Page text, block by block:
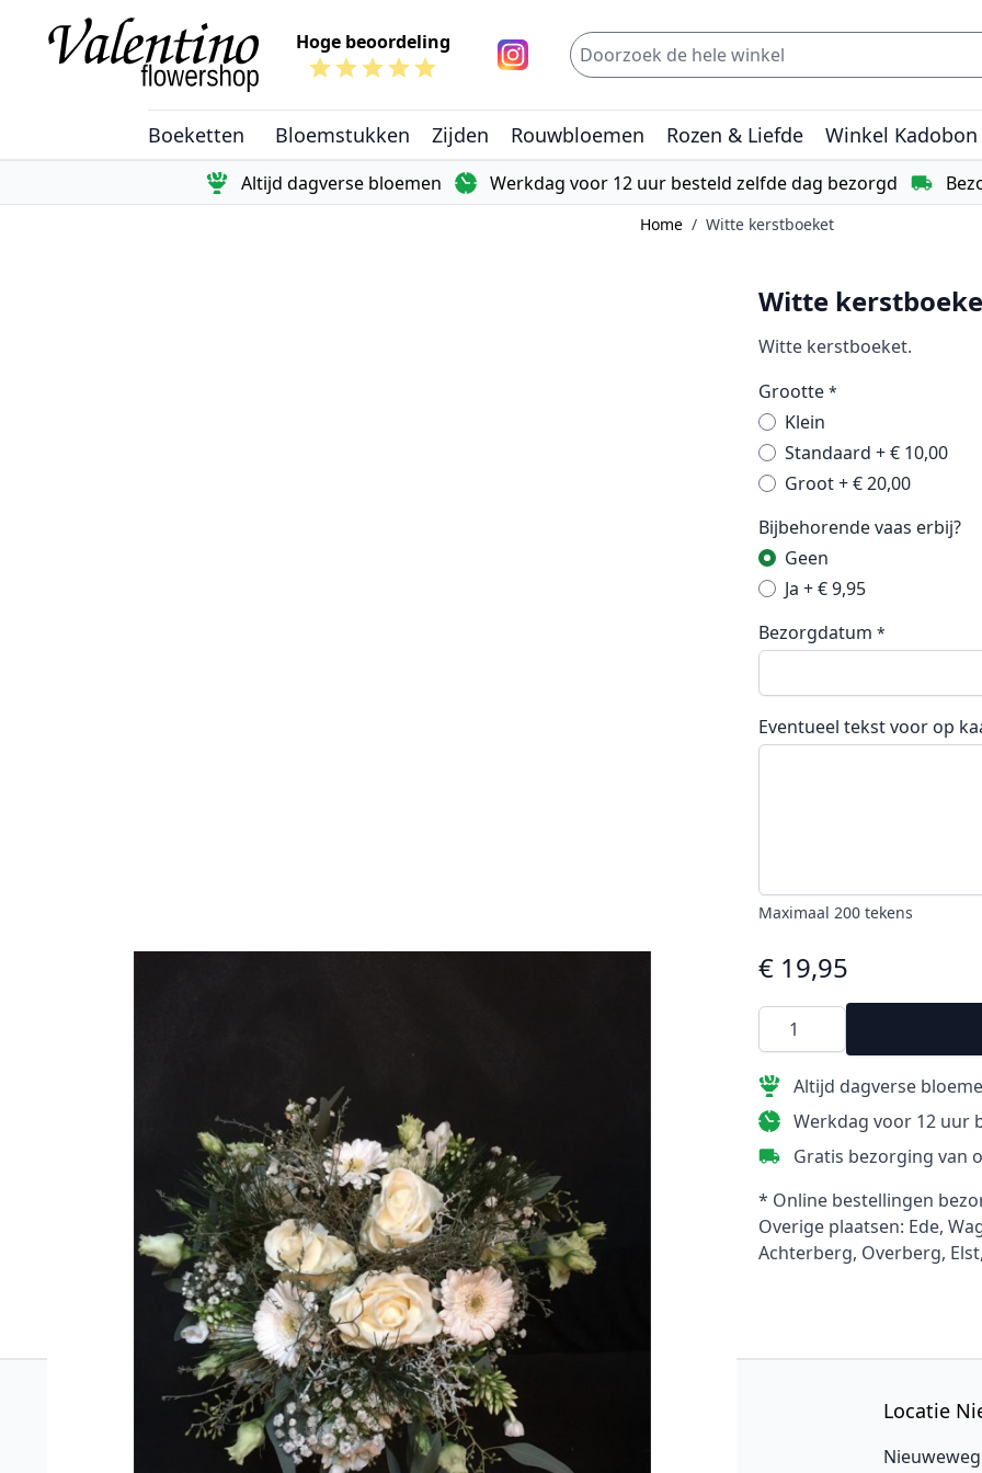
Ga naar de inhoud
Hoge beoordeling
Boeketten Bloemstukken Zijden Rouwbloemen Rozen & Liefde Winkel Kadobon
Altijd dagverse bloemen Werkdag voor 12 uur besteld zelfde dag bezorgd
Home / Witte kerstboeket
Witte
Witte kerstboeket.
Grootte *
Klein
Standaard +€ 10,00
Groot+€ 20,00
Bijbehorende vaas erbij?
Geen
Ja +€ 9,95
Bezorgdatum *
Eventueel tekst voor op
Maximaal 200 tekens
€ 19,95
Altijd dagverse
Werkdag voor 12 uur
Gratis bezorging van
* Online bestellingen
Overige plaatsen: Ede,
Achterberg, Overberg,
Valentino Flowershop Veenendaal
Valentino Flowershop te Veenendaal is dé specialist voor al uw
Locatie